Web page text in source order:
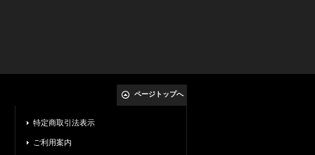
ページトップへ
特定商取引法表示
ご利用案内